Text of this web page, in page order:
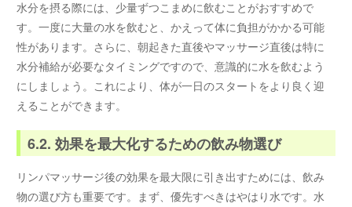
水分を摂る際には、少量ずつこまめに飲むことがおすすめで
す。一度に大量の水を飲むと、かえって体に負担がかかる可能
性があります。さらに、朝起きた直後やマッサージ直後は特に
水分補給が必要なタイミングですので、意識的に水を飲むよう
にしましょう。これにより、体が一日のスタートをより良く迎
えることができます。
6.2. 効果を最大化するための飲み物選び
リンパマッサージ後の効果を最大限に引き出すためには、飲み
物の選び方も重要です。まず、優先すべきはやはり水です。水